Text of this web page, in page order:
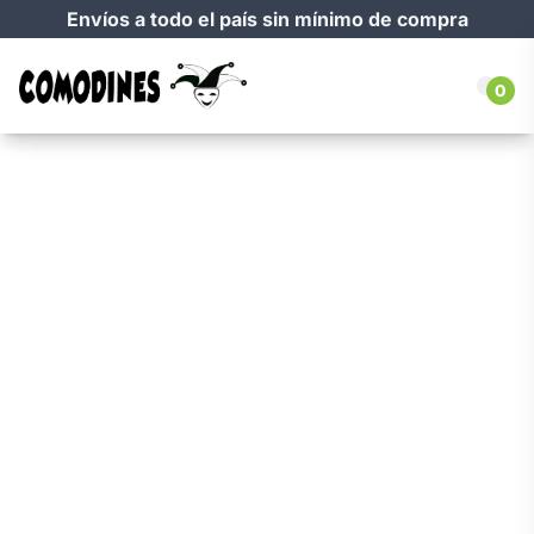
Envíos a todo el país sin mínimo de compra
0